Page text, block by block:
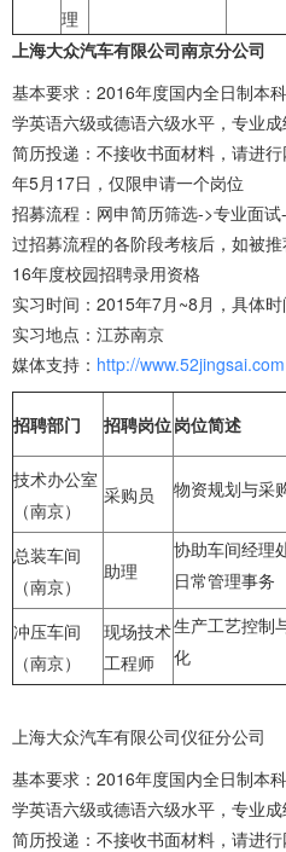
理
上海大众汽车有限公司南京分公司
基本要求：2016年度国内全日制本
学英语六级或德语六级水平，专业
简历投递：不接收书面材料，请进
年5月17日，仅限申请一个岗位
招募流程：网申简历筛选->专业面
过招募流程的各阶段考核后，如被
16年度校园招聘录用资格
实习时间：2015年7月~8月，具体
实习地点：江苏南京
媒体支持： http://www.52jingsai.com
招聘部门 招聘岗位岗位简述
技术办公室
（南京）
采购员 物资规划与采
总装车间
（南京）
助理
协助车间经理
日常管理事务
冲压车间
（南京）
现场技术
工程师
生产工艺控制
化
上海大众汽车有限公司仪征分公司
基本要求：2016年度国内全日制本
学英语六级或德语六级水平，专业成
简历投递：不接收书面材料，请进